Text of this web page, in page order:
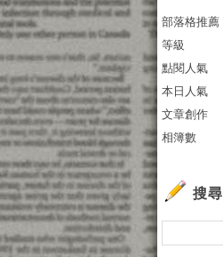
部落格推薦
等級
點閱人氣
本日人氣
文章創作
相簿數
搜尋